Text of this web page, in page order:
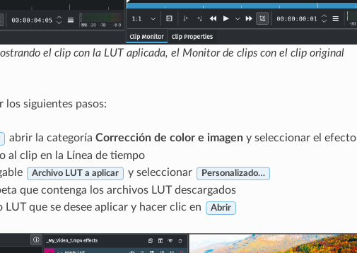
el clip con la LUT aplicada, el Monitor de clips con el clip original
los siguientes pasos:
abrir la categoría Corrección de color e imageny seleccionar el efecto
al clip en la Línea de tiempo
Archivo LUT a aplicar y seleccionar Personalizado…
que contenga los archivos LUT descargados
que se desee aplicar y hacer clic en
Abrir